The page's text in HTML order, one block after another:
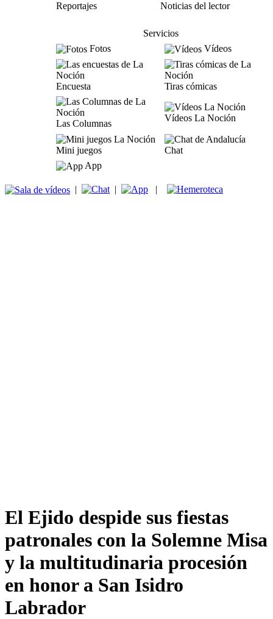
Reportajes
Noticias del lector
Servicios
Fotos
Vídeos
Encuesta Tiras cómicas
Las Columnas
Vídeos La Noción
Mini juegos
Chat
App
| | |
El Ejido despide sus fiestas
patronales con la Solemne Misa
y la multitudinaria procesión
en honor a San Isidro
Labrador